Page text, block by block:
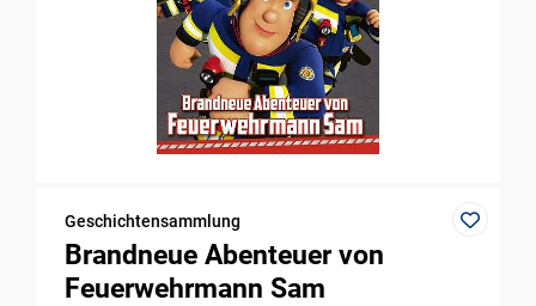
Geschichtensammlung
Brandneue Abenteuer von
Feuerwehrmann Sam